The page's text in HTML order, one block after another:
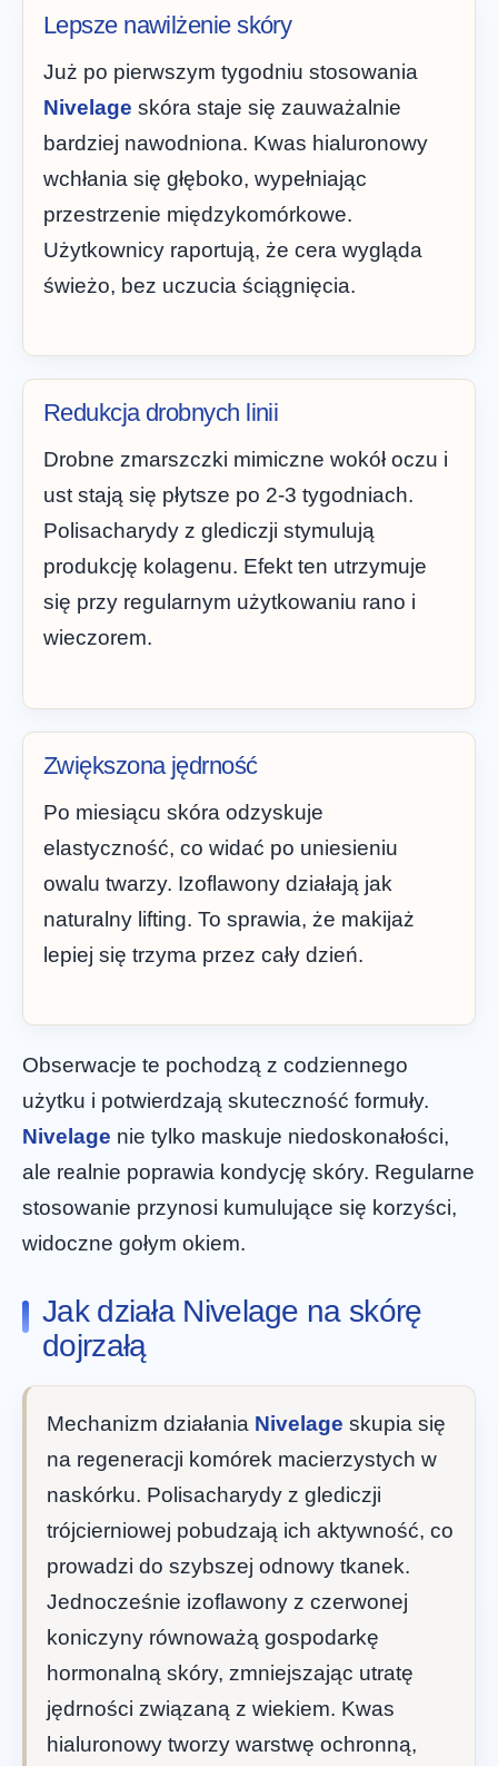
Lepsze nawilżenie skóry
Już po pierwszym tygodniu stosowania
Nivelage skóra staje się zauważalnie
bardziej nawodniona. Kwas hialuronowy
wchłania się głęboko, wypełniając
przestrzenie międzykomórkowe.
Użytkownicy raportują, że cera wygląda
świeżo, bez uczucia ściągnięcia.
Redukcja drobnych linii
Drobne zmarszczki mimiczne wokół oczu i
ust stają się płytsze po 2-3 tygodniach.
Polisacharydy z glediczji stymulują
produkcję kolagenu. Efekt ten utrzymuje
się przy regularnym użytkowaniu rano i
wieczorem.
Zwiększona jędrność
Po miesiącu skóra odzyskuje
elastyczność, co widać po uniesieniu
owalu twarzy. Izoflawony działają jak
naturalny lifting. To sprawia, że makijaż
lepiej się trzyma przez cały dzień.
Obserwacje te pochodzą z codziennego
użytku i potwierdzają skuteczność formuły.
Nivelage nie tylko maskuje niedoskonałości,
ale realnie poprawia kondycję skóry. Regularne
stosowanie przynosi kumulujące się korzyści,
widoczne gołym okiem.
Jak działa Nivelage na skórę
dojrzałą
Mechanizm działania Nivelage skupia się
na regeneracji komórek macierzystych w
naskórku. Polisacharydy z glediczji
trójcierniowej pobudzają ich aktywność, co
prowadzi do szybszej odnowy tkanek.
Jednocześnie izoflawony z czerwonej
koniczyny równoważą gospodarkę
hormonalną skóry, zmniejszając utratę
jędrności związaną z wiekiem. Kwas
hialuronowy tworzy warstwę ochronną,